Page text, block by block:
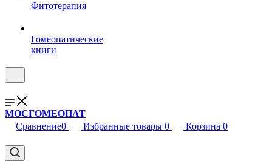
Фитотерапия
Гомеопатические
книги
МОСГОМЕОПАТ
Сравнение0 Избранные товары 0 Корзина 0